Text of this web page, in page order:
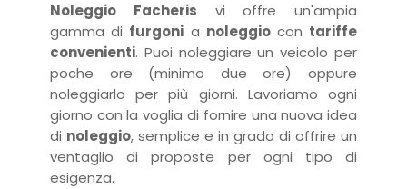
Noleggio Facheris vi offre un'ampia
gamma di furgoni a noleggiocon tariffe
convenienti. Puoi noleggiare un veicolo per
poche ore (minimo due ore) oppure
noleggiarlo per più giorni. Lavoriamo ogni
giorno con la voglia di fornire una nuova idea
di noleggio, semplice e in grado di offrire un
ventaglio di proposte per ogni tipo di
esigenza.